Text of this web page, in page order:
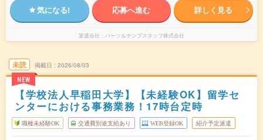
気になる! 応募へ進む 詳しく見る
派遣会社 パーソルテンプスタッフ株式会社
未読
NEW
掲載日 2026/08/03
【学校法人早稲田大学】【未経験OK】留学セ
ンターにおける事務業務！17時台定時
職種未経験OK 交通費別途支給あり WEB登録OK 紹介予定派遣